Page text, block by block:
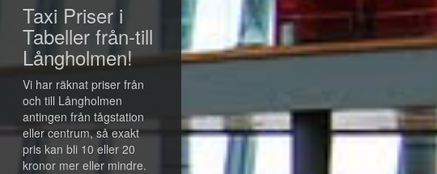
Taxi Priser i
Tabeller från-till
Långholmen!
Vi har räknat priser från
och till Långholmen
antingen från tågstation
eller centrum, så exakt
pris kan bli 10 eller 20
kronor mer eller mindre.